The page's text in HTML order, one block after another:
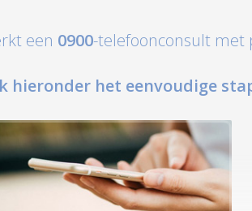
een 0900-telefoonconsult
hieronder het eenvoudige